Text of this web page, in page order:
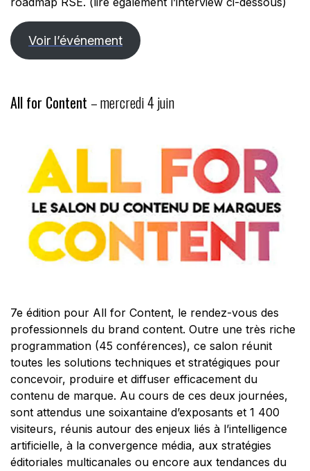
Voir l’événement
All for Content – mercredi 4 juin
7e édition pour All for Content, le rendez-vous des
professionnels du brand content. Outre une très riche
programmation (45 conférences), ce salon réunit
toutes les solutions techniques et stratégiques pour
concevoir, produire et diffuser efficacement du
contenu de marque. Au cours de ces deux journées,
sont attendus une soixantaine d’exposants et 1 400
visiteurs, réunis autour des enjeux liés à l’intelligence
artificielle, à la convergence média, aux stratégies
éditoriales multicanales ou encore aux tendances du